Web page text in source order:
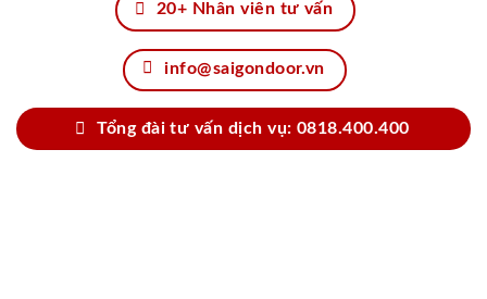
20+ Nhân viên tư vấn
info@saigondoor.vn
Tổng đài tư vấn dịch vụ: 0818.400.400